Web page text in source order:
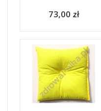
73,00 zł